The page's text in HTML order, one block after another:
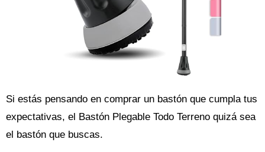
Si estás pensando en comprar un bastón que cumpla tus
expectativas, el Bastón Plegable Todo Terreno quizá sea
el bastón que buscas.